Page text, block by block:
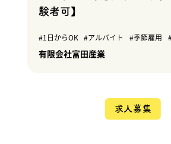
験者可】
1日からOK アルバイト 季節雇用
有限会社富田産業
求人募集